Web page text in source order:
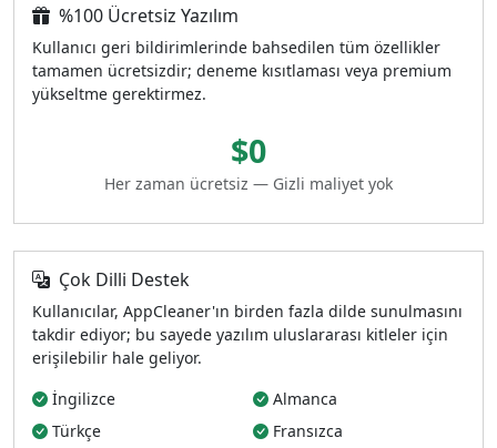
%100 Ücretsiz Yazılım
Kullanıcı geri bildirimlerinde bahsedilen tüm özellikler
tamamen ücretsizdir; deneme kısıtlaması veya premium
yükseltme gerektirmez.
$0
Her zaman ücretsiz — Gizli maliyet yok
Çok Dilli Destek
Kullanıcılar, AppCleaner'ın birden fazla dilde sunulmasını
takdir ediyor; bu sayede yazılım uluslararası kitleler için
erişilebilir hale geliyor.
İngilizce
Almanca
Türkçe
Fransızca